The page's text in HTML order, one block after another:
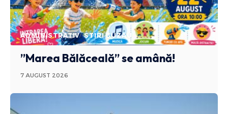
ADMINISTRATIV STIRI BUZAU
”Marea Bălăceală” se amână!
7 AUGUST 2026